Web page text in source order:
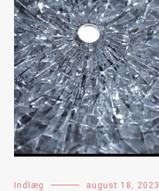
Indlæg august 18, 2023